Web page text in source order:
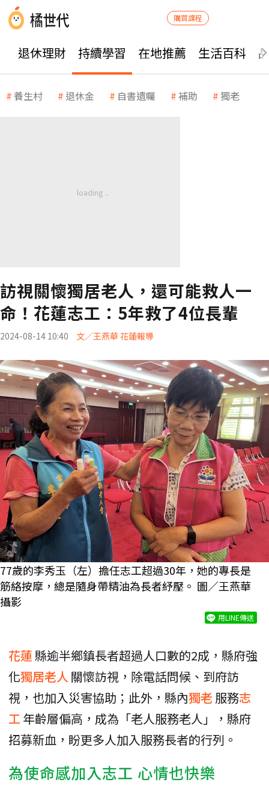
購買課程
退休理財 持續學習 在地推薦 生活百科
養生村 退休金 自書遺囑 補助 獨老
訪視關懷獨居老人，還可能救人一
命！花蓮志工：5年救了4位長輩
2024-08-14 10:40 文／王燕華 花蓮報導
77歲的李秀玉（左）擔任志工超過30年，她的專長是
筋絡按摩，總是隨身帶精油為長者紓壓。 圖／王燕華
攝影
用LINE傳送
花蓮縣逾半鄉鎮長者超過人口數的2成，縣府強
化獨居老人關懷訪視，除電話問候、到府訪
視，也加入災害協助；此外，縣內獨老 服務志
工 年齡層偏高，成為「老人服務老人」，縣府
招募新血，盼更多人加入服務長者的行列。
為使命感加入志工 心情也快樂